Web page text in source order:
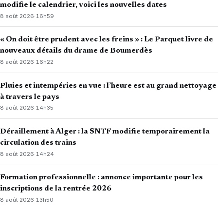
modifie le calendrier, voici les nouvelles dates
8 août 2026· 16h59
« On doit être prudent avec les freins » : Le Parquet livre de
nouveaux détails du drame de Boumerdès
8 août 2026·16h22
Pluies et intempéries en vue : l’heure est au grand nettoyage
à travers le pays
8 août 2026·14h35
Déraillement à Alger : la SNTF modifie temporairement la
circulation des trains
8 août 2026· 14h24
Formation professionnelle : annonce importante pour les
inscriptions de la rentrée 2026
8 août 2026·13h50